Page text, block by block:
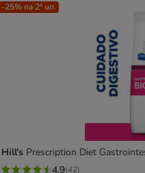
-25% na 2ª un.
Hill's Prescription Diet
4.9(42)